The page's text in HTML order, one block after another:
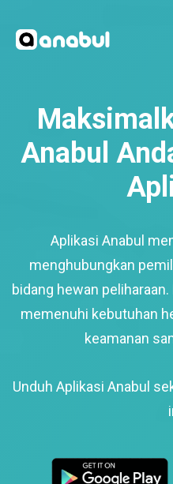
Anabul
Aplikasi Anabul
menghubungkan
bidang hewan
memenuhi kebutuhan
keamanan
Unduh Aplikasi Anabul